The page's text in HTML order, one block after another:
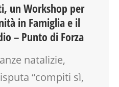
un Workshop per
in Famiglia e il
– Punto di Forza
natalizie,
“compiti sì,